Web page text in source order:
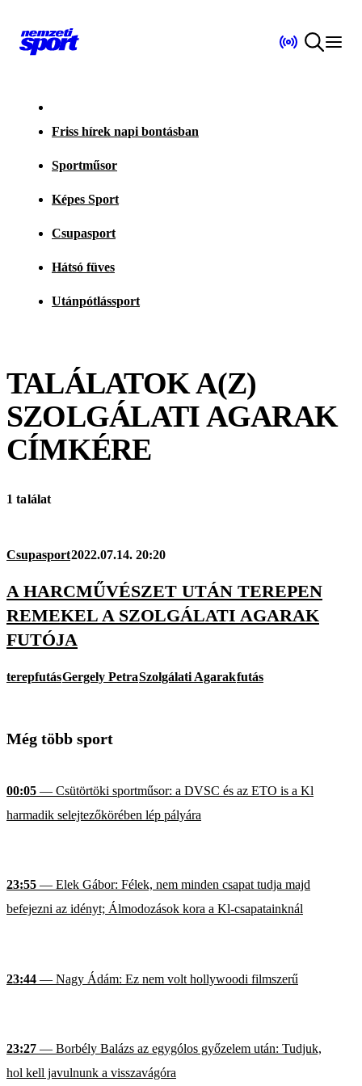
Friss hírek napi bontásban
Sportműsor
Képes Sport
Csupasport
Hátsó füves
Utánpótlássport
TALÁLATOK A(Z)
SZOLGÁLATI AGARAK
CÍMKÉRE
1 találat
Csupasport2022.07.14. 20:20
A HARCMŰVÉSZET UTÁN TEREPEN
REMEKEL A SZOLGÁLATI AGARAK
FUTÓJA
terepfutásGergely PetraSzolgálati Agarakfutás
Még több sport
00:05 — Csütörtöki sportműsor: a DVSC és az ETO is a Kl
harmadik selejtezőkörében lép pályára
23:55 — Elek Gábor: Félek, nem minden csapat tudja majd
befejezni az idényt; Álmodozások kora a Kl-csapatainknál
23:44 — Nagy Ádám: Ez nem volt hollywoodi filmszerű
23:27 — Borbély Balázs az egygólos győzelem után: Tudjuk,
hol kell javulnunk a visszavágóra